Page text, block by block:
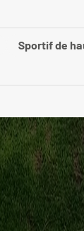
Sportif de